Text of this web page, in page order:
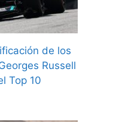
de los
Russell
Top 10